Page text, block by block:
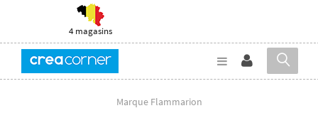
4 magasins
Marque Flammarion